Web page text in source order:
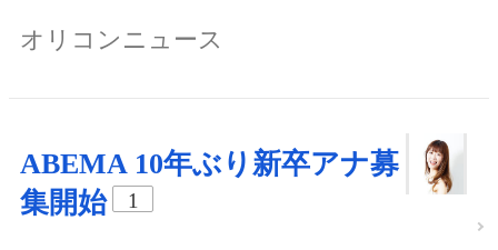
オリコンニュース
ABEMA 10年ぶり新卒アナ募
集開始
1